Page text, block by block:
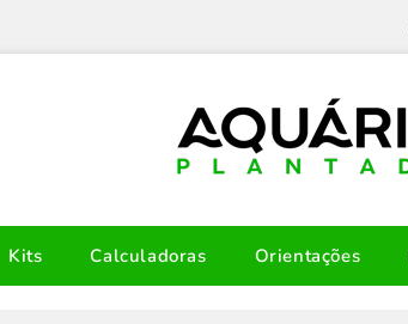
Kits Calculadoras Orientações